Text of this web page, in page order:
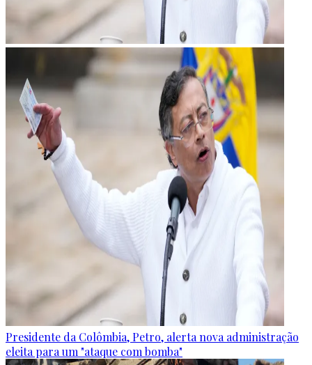
Presidente da Colômbia, Petro, alerta nova administração
eleita para um "ataque com bomba"